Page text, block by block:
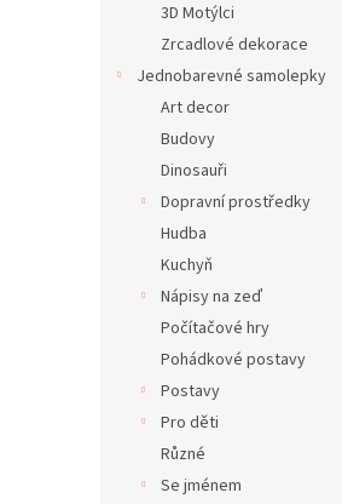
3D Motýlci
Zrcadlové dekorace
Jednobarevné samolepky
Art decor
Budovy
Dinosauři
Dopravní prostředky
Hudba
Kuchyň
Nápisy na zeď
Počítačové hry
Pohádkové postavy
Postavy
Pro děti
Různé
Se jménem